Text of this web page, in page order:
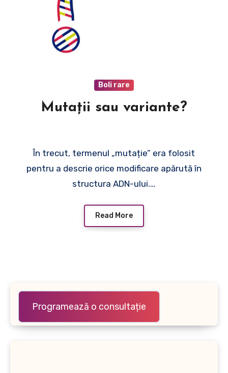
Boli rare
Mutații sau variante?
În trecut, termenul „mutație” era folosit
pentru a descrie orice modificare apărută în
structura ADN-ului.…
Read More
Programează o consultație